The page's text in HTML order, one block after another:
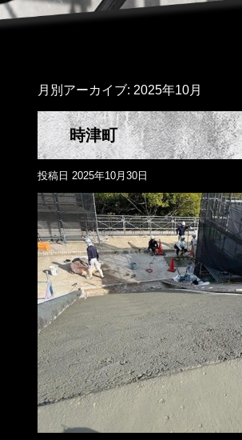
月別アーカイブ: 2025年10月
時津町
投稿日 2025年10月30日